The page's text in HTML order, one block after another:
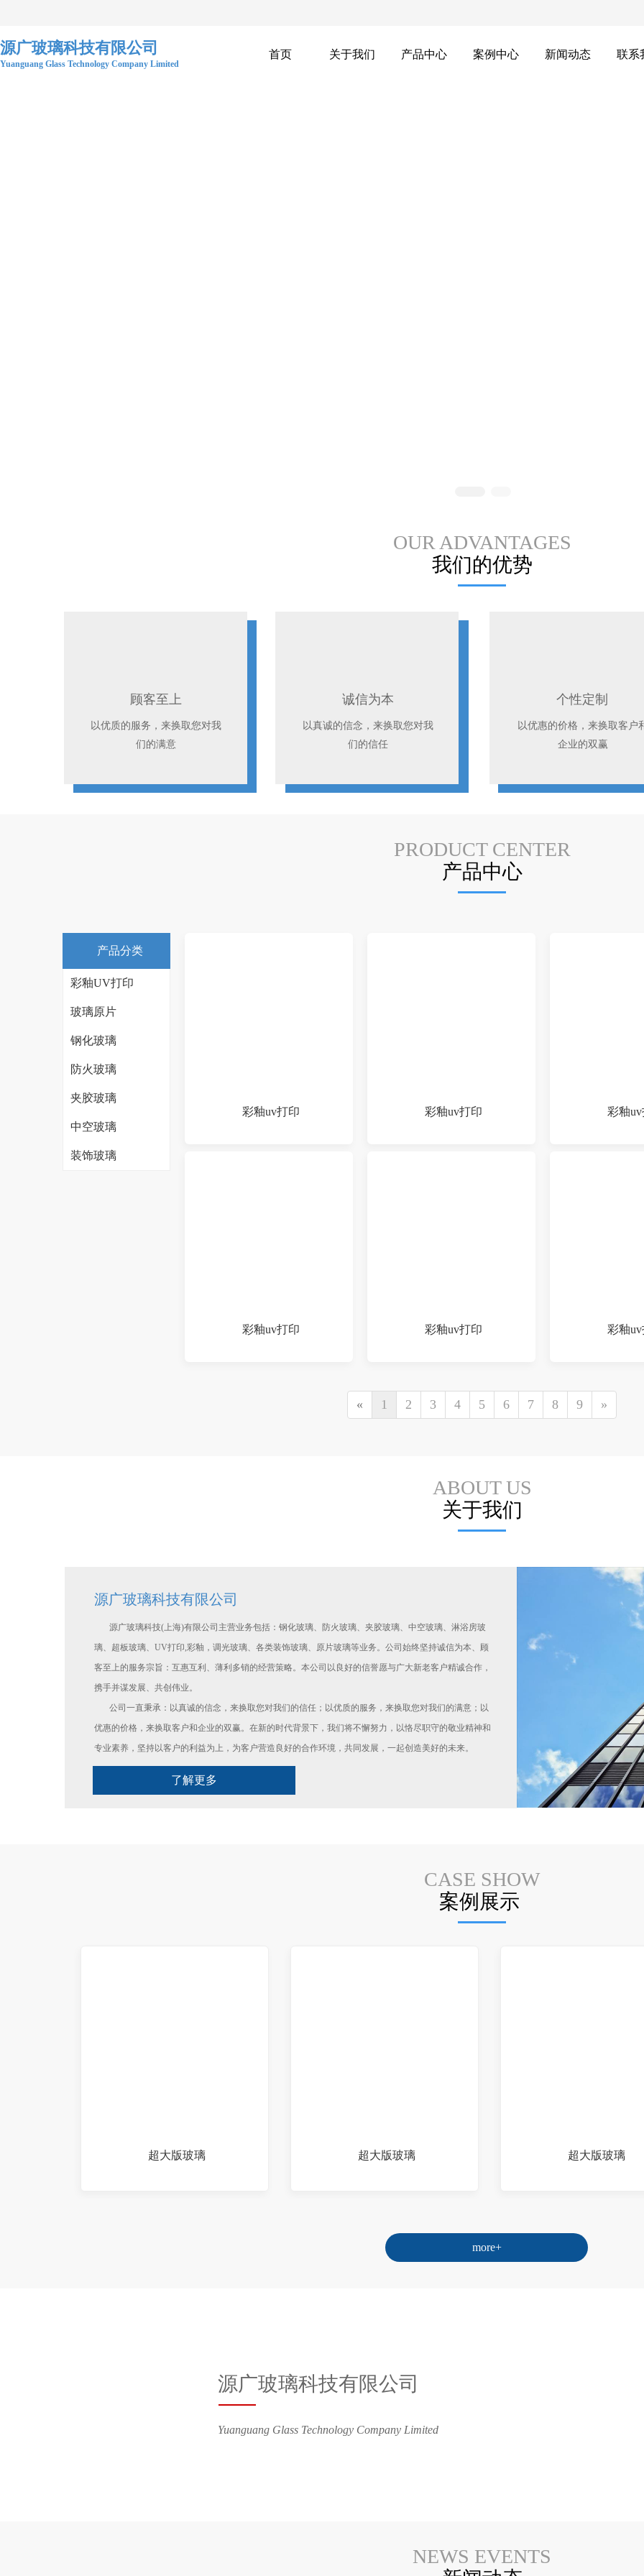
首页 关于我们 产品中心 案例中心 新闻动态 联系
源广玻璃科技有限公司
Yuanguang Glass Technology Company Limited
OUR ADVANTAGES
我们的优势
顾客至上
以优质的服务，来换取您对我
们的满意
诚信为本
以真诚的信念，来换取您对我
们的信任
个性定制
以优惠的价格，来换取客户
企业的双赢
PRODUCT CENTER
产品中心
产品分类
彩釉UV打印
玻璃原片
钢化玻璃
防火玻璃
夹胶玻璃
中空玻璃
装饰玻璃
彩釉uv打印 彩釉uv打印 彩釉
彩釉uv打印 彩釉uv打印 彩釉
« 1 2 3 4 5 6 7 8 9 »
ABOUT US
关于我们
源广玻璃科技有限公司
璃、超板玻璃、UV打印,彩釉，调光玻璃、各类装饰玻璃、原片玻璃等业务。公司始终坚持诚信为本、顾
客至上的服务宗旨：互惠互利、薄利多销的经营策略。本公司以良好的信誉愿与广大新老客户精诚合作，
携手并谋发展、共创伟业。
优惠的价格，来换取客户和企业的双赢。在新的时代背景下，我们将不懈努力，以恪尽职守的敬业精神和
专业素养，坚持以客户的利益为上，为客户营造良好的合作环境，共同发展，一起创造美好的未来。
了解更多
CASE SHOW
案例展示
more+
超大版玻璃 超大版玻璃 超大版玻璃
源广玻璃科技有限公司
Yuanguang Glass Technology Company Limited
NEWS EVENTS